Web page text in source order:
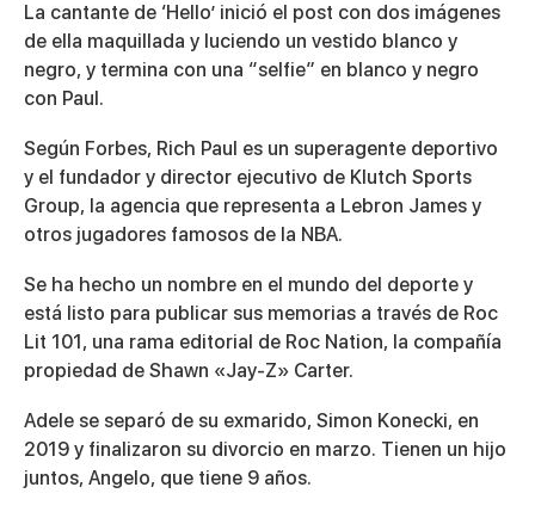
La cantante de ‘Hello’ inició el post con dos imágenes
de ella maquillada y luciendo un vestido blanco y
negro, y termina con una “selfie” en blanco y negro
con Paul.
Según Forbes, Rich Paul es un superagente deportivo
y el fundador y director ejecutivo de Klutch Sports
Group, la agencia que representa a Lebron James y
otros jugadores famosos de la NBA.
Se ha hecho un nombre en el mundo del deporte y
está listo para publicar sus memorias a través de Roc
Lit 101, una rama editorial de Roc Nation, la compañía
propiedad de Shawn «Jay-Z» Carter.
Adele se separó de su exmarido, Simon Konecki, en
2019 y finalizaron su divorcio en marzo. Tienen un hijo
juntos, Angelo, que tiene 9 años.